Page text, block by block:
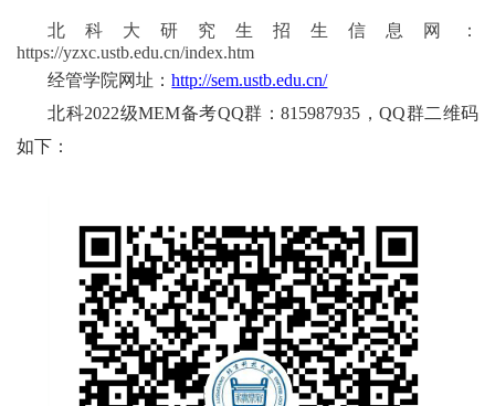
北科大研究生招生信息网：
https://yzxc.ustb.edu.cn/index.htm
经管学院网址：http://sem.ustb.edu.cn/
北科2022级MEM备考QQ群：815987935，QQ群二维码
如下：